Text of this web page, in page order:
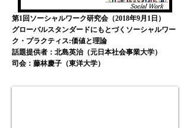
第1回ソーシャルワーク研究会（2018年9月1日）
​グローバルスタンダードにもとづくソーシャルワー
ク・プラクティス:価値と理論
話題提供者：北島英治（元日本社会事業大学）
司会：藤林慶子（東洋大学）